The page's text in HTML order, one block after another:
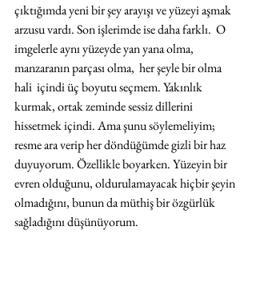
çıktığımda yeni bir şey arayışı ve yüzeyi aşmak
arzusu vardı. Son işlerimde ise daha farklı.  O
imgelerle aynı yüzeyde yan yana olma,
manzaranın parçası olma,  her şeyle bir olma
hali  içindi üç boyutu seçmem. Yakınlık
kurmak, ortak zeminde sessiz dillerini
hissetmek içindi. Ama şunu söylemeliyim;
resme ara verip her döndüğümde gizli bir haz
duyuyorum. Özellikle boyarken. Yüzeyin bir
evren olduğunu, oldurulamayacak hiçbir şeyin
olmadığını, bunun da müthiş bir özgürlük
sağladığını düşünüyorum.